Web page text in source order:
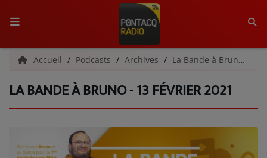
ACCUEIL
RADIO
L'ÉQUIPE
Accueil Podcasts Archives La Bande à Bruno | Archives
LA BANDE À BRUNO - 13 FÉVRIER 2021